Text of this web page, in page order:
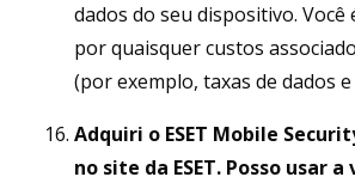
dados do seu dispositivo. Você
por quaisquer custos
(por exemplo, taxas de dados
Adquiri o ESET Mobile
no site da ESET. Posso usar a